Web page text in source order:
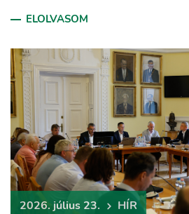
ELOLVASOM
2026. július 23. HÍR